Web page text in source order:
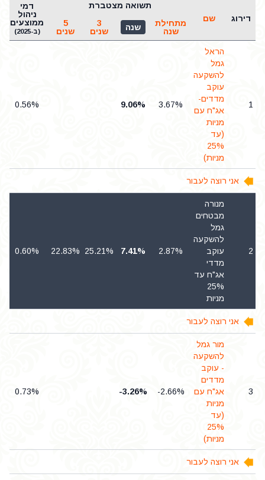
דירוג שם
תשואה מצטברת
דמי
ניהול
ממוצעים
(ב-2025)
מתחילת
שנה
שנה
3
שנים
5
שנים
1
הראל
גמל
להשקעה
עוקב
מדדים-
אג"ח עם
מניות
(עד
25%
מניות)
3.67%
9.06%
0.56%
אני רוצה לעבור
2
מנורה
מבטחים
גמל
להשקעה
עוקב
מדדי
אג"ח עד
25%
מניות
2.87%
7.41%
25.21%
22.83%
0.60%
אני רוצה לעבור
3
מור גמל
להשקעה
- עוקב
מדדים
אג"ח עם
מניות
(עד
25%
מניות)
-2.66%
-3.26%
0.73%
אני רוצה לעבור